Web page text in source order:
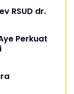
RSUD dr.
Perkuat